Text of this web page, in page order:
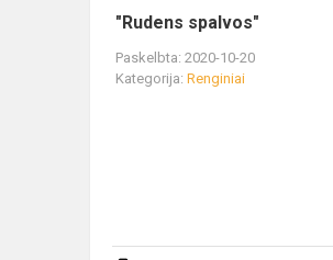
"Rudens spalvos"
Paskelbta: 2020-10-20
Kategorija: Renginiai